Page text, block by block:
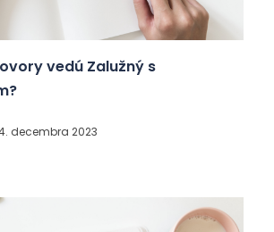
vedú Zalužný s
decembra 2023